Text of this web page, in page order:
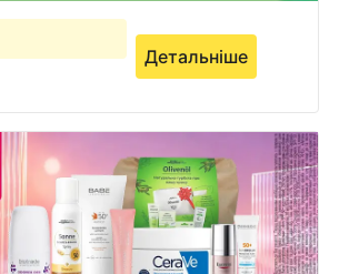
Детальніше